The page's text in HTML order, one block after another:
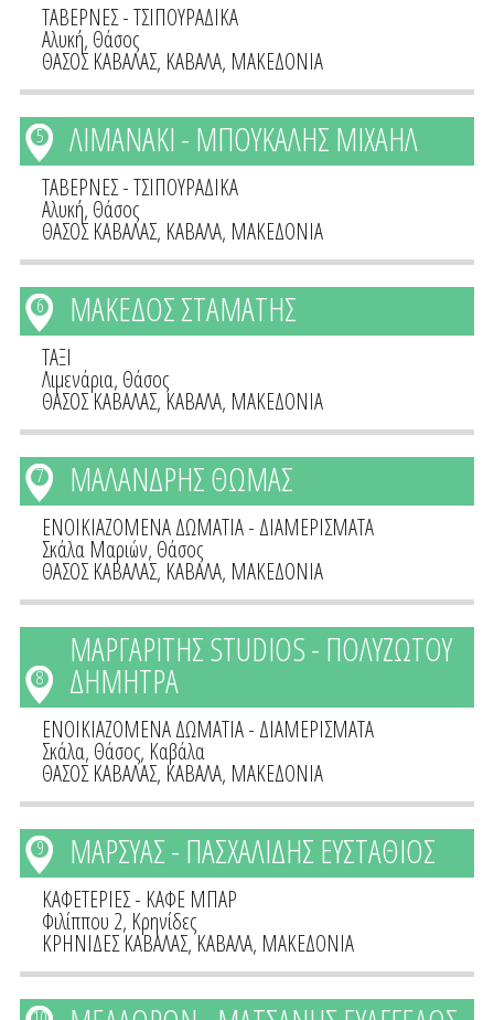
ΤΑΒΕΡΝΕΣ - ΤΣΙΠΟΥΡΑΔΙΚΑ
Αλυκή, Θάσος
ΘΑΣΟΣ ΚΑΒΑΛΑΣ, ΚΑΒΑΛΑ, ΜΑΚΕΔΟΝΙΑ
ΛΙΜΑΝΑΚΙ - ΜΠΟΥΚΑΛΗΣ ΜΙΧΑΗΛ
5
ΤΑΒΕΡΝΕΣ - ΤΣΙΠΟΥΡΑΔΙΚΑ
Αλυκή, Θάσος
ΘΑΣΟΣ ΚΑΒΑΛΑΣ, ΚΑΒΑΛΑ, ΜΑΚΕΔΟΝΙΑ
ΜΑΚΕΔΟΣ ΣΤΑΜΑΤΗΣ
6
ΤΑΞΙ
Λιμενάρια, Θάσος
ΘΑΣΟΣ ΚΑΒΑΛΑΣ, ΚΑΒΑΛΑ, ΜΑΚΕΔΟΝΙΑ
ΜΑΛΑΝΔΡΗΣ ΘΩΜΑΣ
7
ΕΝΟΙΚΙΑΖΟΜΕΝΑ ΔΩΜΑΤΙΑ - ΔΙΑΜΕΡΙΣΜΑΤΑ
Σκάλα Μαριών, Θάσος
ΘΑΣΟΣ ΚΑΒΑΛΑΣ, ΚΑΒΑΛΑ, ΜΑΚΕΔΟΝΙΑ
ΜΑΡΓΑΡΙΤΗΣ STUDIOS - ΠΟΛΥΖΩΤΟΥ
ΔΗΜΗΤΡΑ
8
ΕΝΟΙΚΙΑΖΟΜΕΝΑ ΔΩΜΑΤΙΑ - ΔΙΑΜΕΡΙΣΜΑΤΑ
Σκάλα, Θάσος, Καβάλα
ΘΑΣΟΣ ΚΑΒΑΛΑΣ, ΚΑΒΑΛΑ, ΜΑΚΕΔΟΝΙΑ
ΜΑΡΣΥΑΣ - ΠΑΣΧΑΛΙΔΗΣ ΕΥΣΤΑΘΙΟΣ
9
ΚΑΦΕΤΕΡΙΕΣ - ΚΑΦΕ ΜΠΑΡ
Φιλίππου 2, Κρηνίδες
ΚΡΗΝΙΔΕΣ ΚΑΒΑΛΑΣ,ΚΑΒΑΛΑ, ΜΑΚΕΔΟΝΙΑ